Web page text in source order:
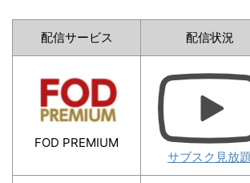
配信サービス 配信状況
FOD PREMIUM
サブスク見放題